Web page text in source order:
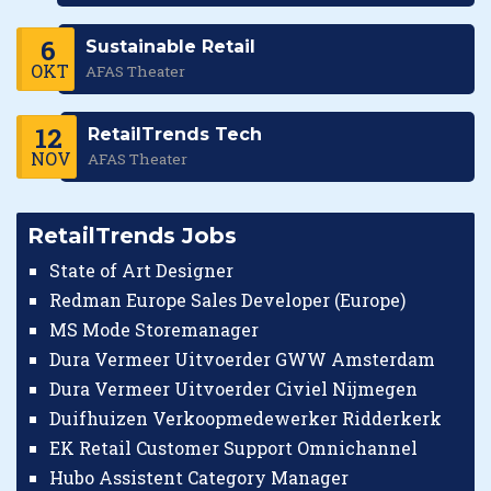
6
OKT
Sustainable Retail
AFAS Theater
12
NOV
RetailTrends Tech
AFAS Theater
RetailTrends Jobs
State of Art Designer
Redman Europe Sales Developer (Europe)
MS Mode Storemanager
Dura Vermeer Uitvoerder GWW Amsterdam
Dura Vermeer Uitvoerder Civiel Nijmegen
Duifhuizen Verkoopmedewerker Ridderkerk
EK Retail Customer Support Omnichannel
Hubo Assistent Category Manager